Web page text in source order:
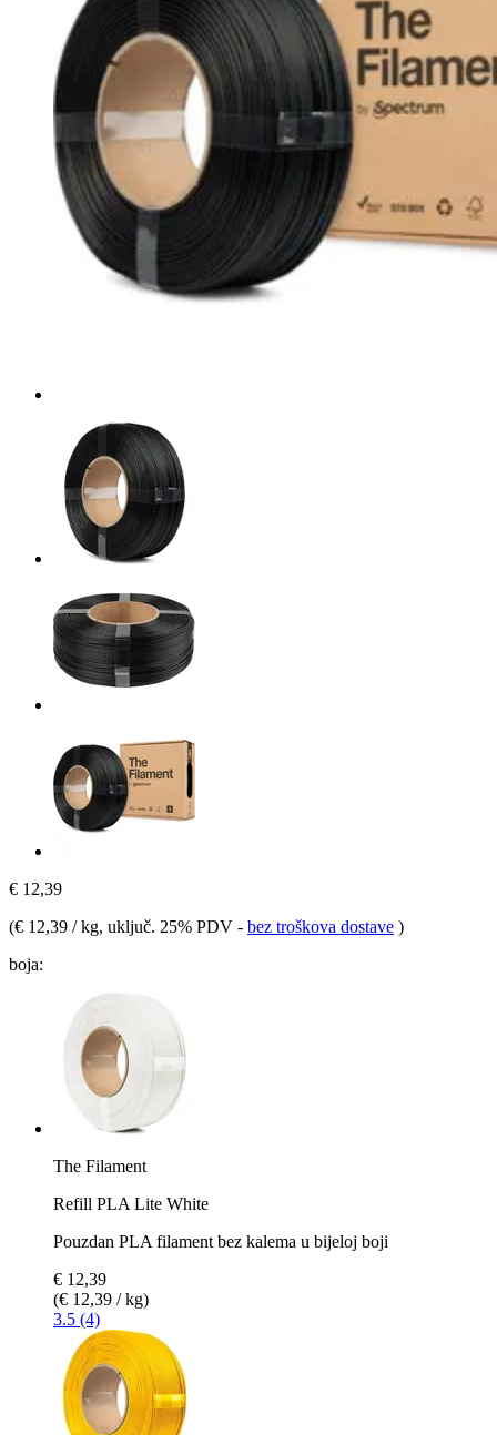
€ 12,39
(€ 12,39 / kg, uključ. 25% PDV - bez troškova dostave )
boja:
The Filament
Refill PLA Lite White
Pouzdan PLA filament bez kalema u bijeloj boji
€ 12,39
(€ 12,39 / kg)
3.5 (4)